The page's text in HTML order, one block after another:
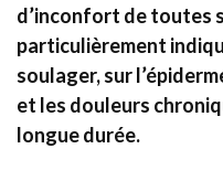
d’inconfort de toutes
particulièrement
soulager, sur
et les douleurs
longue durée.